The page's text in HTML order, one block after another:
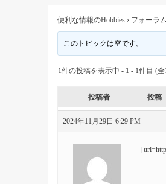
便利な情報のHobbies › フォーラム
このトピックは空です。
1件の投稿を表示中 - 1 - 1件目 (
投稿者 投稿
2024年11月29日 6:29 PM